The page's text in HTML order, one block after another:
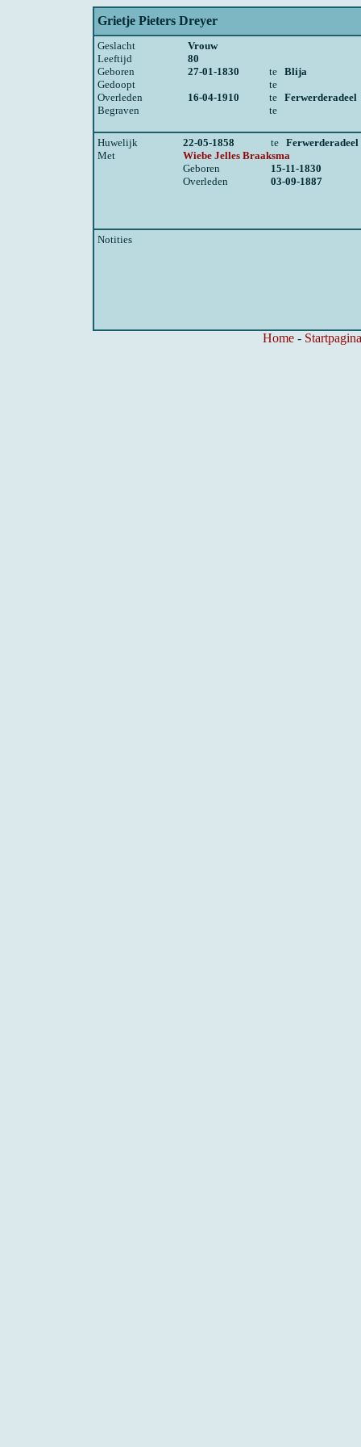
Grietje Pieters Dreyer
Geslacht
Vrouw
Leeftijd
80
Geboren
27-01-1830 te Blija
Gedoopt
te
Overleden
16-04-1910 te Ferwerderadeel
Begraven
te
Huwelijk 22-05-1858 te Ferwerderadeel
Met
Wiebe Jelles Braaksma
Geboren
15-11-1830
Overleden
03-09-1887
Notities
Home -